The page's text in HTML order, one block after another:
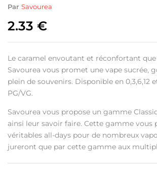
Par Savourea
2.33 €
Le caramel envoutant et réconfortant que
Savourea vous promet une vape sucrée,
plein de souvenirs. Disponible en 0,3,6,12
PG/VG.
Savourea vous propose un gamme
ainsi leur savoir faire. Cette gamme vous
véritables all-days pour de nombreux
jureront que par cette gamme aux